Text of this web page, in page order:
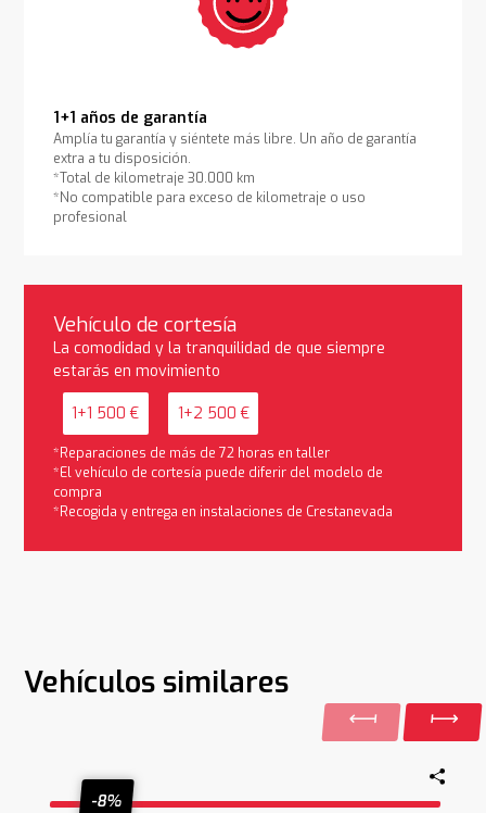
1+1 años de garantía
Amplía tu garantía y siéntete más libre. Un año de garantía
extra a tu disposición.
*Total de kilometraje 30.000 km
*No compatible para exceso de kilometraje o uso
profesional
Vehículo de cortesía
La comodidad y la tranquilidad de que siempre
estarás en movimiento
1+1 500 € 1+2 500 €
*Reparaciones de más de 72 horas en taller
*El vehículo de cortesía puede diferir del modelo de
compra
*Recogida y entrega en instalaciones de Crestanevada
Vehículos similares
-8%